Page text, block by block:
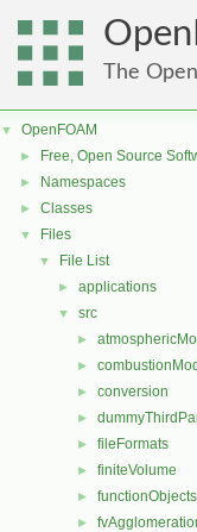
The
▼ OpenFOAM
► Free, Open Source
► Namespaces
► Classes
▼ Files
▼ File List
► applications
▼ src
►
►
► conversion
►
► fileFormats
► finiteVolume
► functionObjects
►